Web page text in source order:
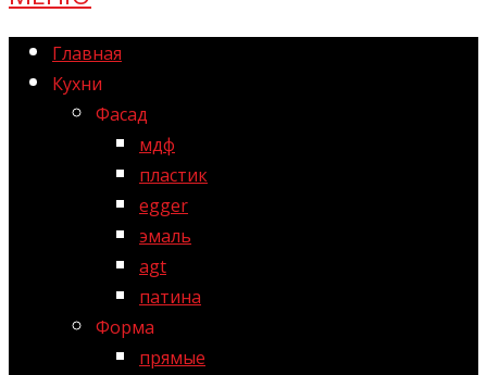
Главная
Кухни
Фасад
мдф
пластик
egger
эмаль
agt
патина
Форма
прямые